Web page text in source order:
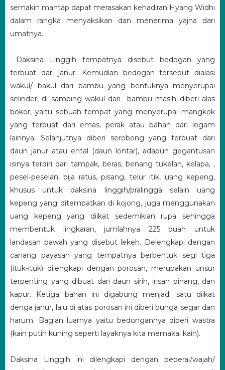
semakin mantap dapat merasakan kehadiran Hyang Widhi
dalam rangka menyaksikan dan menerima yajna dari
umatnya.
Daksina Linggih tempatnya disebut bedogan yang
terbuat dari janur. Kemudian bedogan tersebut dialasi
wakul/ bakul dari bambu yang bentuknya menyerupai
selinder, di samping wakul dari bambu masih diberi alas
bokor, yaitu sebuah tempat yang menyerupai mangkok
yang terbuat dari emas, perak atau bahan dari logam
lainnya. Selanjutnya diberi serobong yang terbuat dari
daun janur atau ental (daun lontar), adapun gegantusan
isinya terdiri dari tampak, beras, benang tukelan, kelapa, ,
pesel-peselan, bija ratus, pisang, telur itik, uang kepeng,
khusus untuk daksina linggih/pralingga selain uang
kepeng yang ditempatkan di kojong, juga menggunakan
uang kepeng yang diikat sedemikian rupa sehingga
membentuk lingkaran, jumlahnya 225 buah untuk
landasan bawah yang disebut lekeh. Delengkapi dengan
canang payasan yang tempatnya berbentuk segi tiga
(ituk-ituk) dilengkapi dengan porosan, merupakan unsur
terpenting yang dibuat dari daun sirih, irisan pinang, dan
kapur. Ketiga bahan ini digabung menjadi satu diikat
denga janur, lalu di atas porosan ini diberi bunga segar dan
harum. Bagian luarnya yaitu bedongannya diberi wastra
(kain putih kuning seperti layaknya kita memakai kain).
Daksina Linggih ini dilengkapi dengan peperai/wajah/